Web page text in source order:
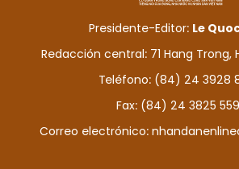
INTERNACIONAL
DEPORTES
VIAJES
PUENTE DE
Presidente-Editor: Le
Redacción central: 71 Hang Trong,
Teléfono: (84) 24 3928
Fax: (84) 24 3825
Correo electrónico: